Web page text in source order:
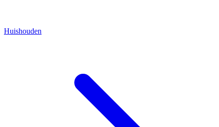
Huishouden